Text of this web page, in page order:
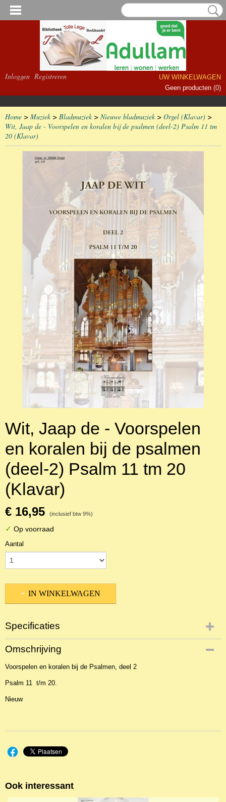
Inloggen Registreren
UW WINKELWAGEN
Geen producten (0)
Home > Muziek> Bladmuziek> Nieuwe bladmuziek> Orgel (Klavar) >
Wit, Jaap de - Voorspelen en koralen bij de psalmen (deel-2) Psalm 11 tm
20 (Klavar)
Wit, Jaap de - Voorspelen
en koralen bij de psalmen
(deel-2) Psalm 11 tm 20
(Klavar)
€ 16,95 (inclusief btw 9%)
✓ Op voorraad
Aantal
IN WINKELWAGEN
Specificaties
Productcode
NBLKOr-8658
EAN code
Omschrijving
Voorspelen en koralen bij de Psalmen, deel 2
Psalm 11 t/m 20.
Nieuw
Ook interessant